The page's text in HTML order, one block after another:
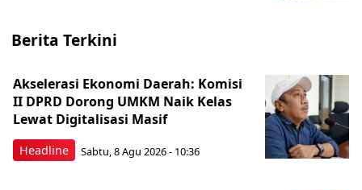
Berita Terkini
Headline
Akselerasi Ekonomi Daerah: Komisi
II DPRD Dorong UMKM Naik Kelas
Lewat Digitalisasi Masif
Sabtu, 8 Agu 2026 - 10:36